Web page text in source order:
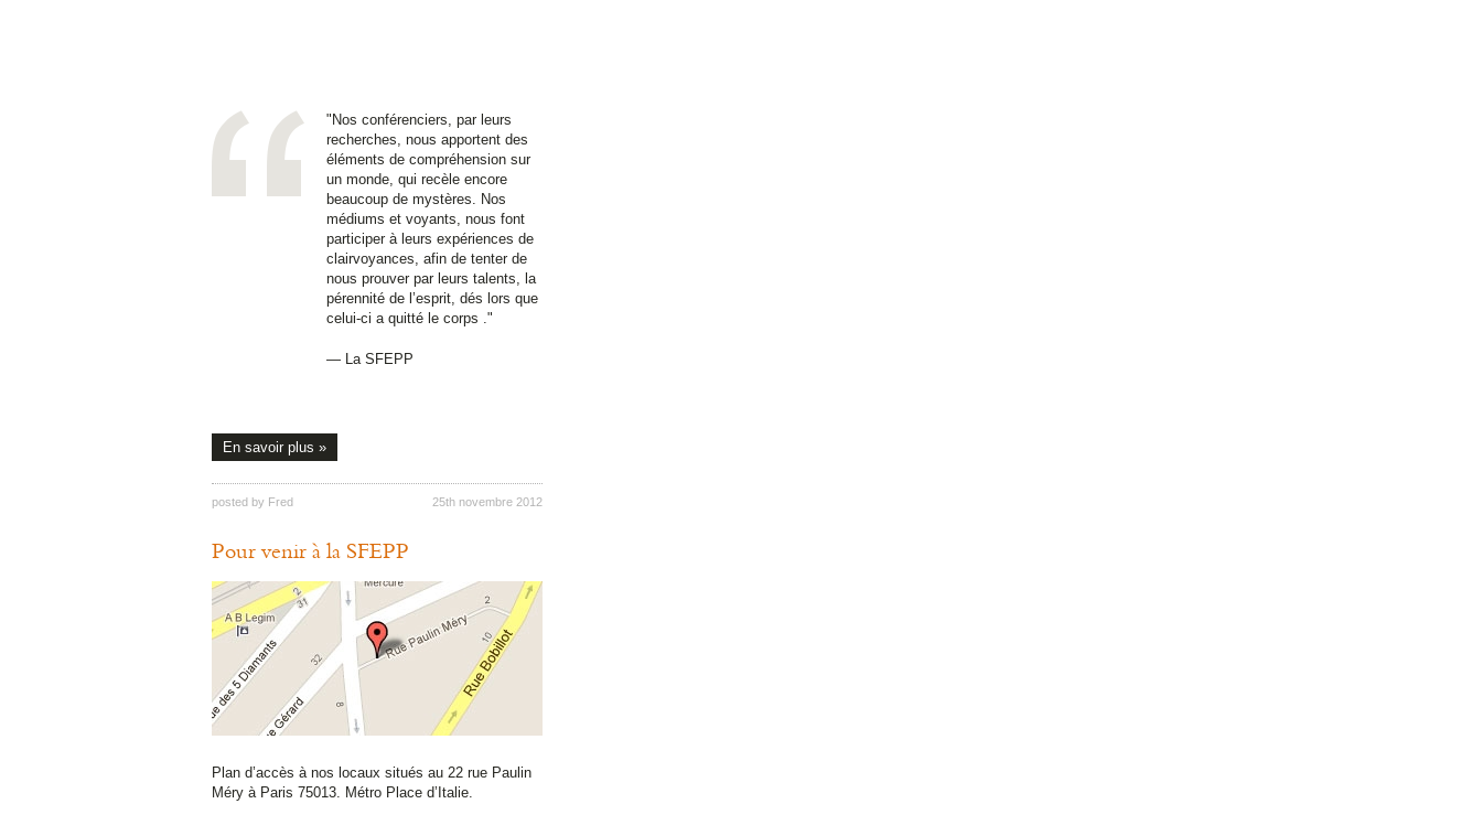
"Nos conférenciers, par leurs
recherches, nous apportent des
éléments de compréhension sur
un monde, qui recèle encore
beaucoup de mystères. Nos
médiums et voyants, nous font
participer à leurs expériences de
clairvoyances, afin de tenter de
nous prouver par leurs talents, la
pérennité de l’esprit, dés lors que
celui-ci a quitté le corps ."
— La SFEPP
En savoir plus »
posted by Fred 25th novembre 2012
Pour venir à la SFEPP
Plan d’accès à nos locaux situés au 22 rue Paulin
Méry à Paris 75013. Métro Place d’Italie.